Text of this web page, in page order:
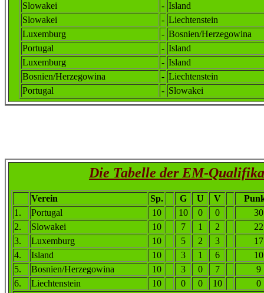
Slowakei
- Island
Slowakei
- Liechtenstein
Luxemburg
- Bosnien/Herzegowina
Portugal
- Island
Luxemburg
- Island
Bosnien/Herzegowina
- Liechtenstein
Portugal
- Slowakei
Die Tabelle der EM-
Verein Sp. G U V
1 . Portugal 10 10 0 0
30
2. Slowakei 10 7 1 2
22
3.
Luxemburg 10 5 2 3
17
4. Island 10 3 1 6
10
5. Bosnien/Herzegowina 10 3 0 7
9
6. Liechtenstein 10 0 0 10
0